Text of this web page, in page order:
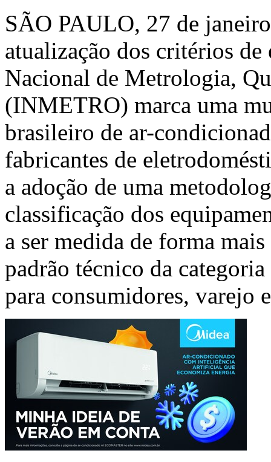
SÃO PAULO, 27 de
atualização dos critérios
Nacional de Metrologia,
(INMETRO) marca uma
brasileiro de ar-
fabricantes de
a adoção de uma
classificação dos
a ser medida de forma
padrão técnico da
para consumidores, varejo